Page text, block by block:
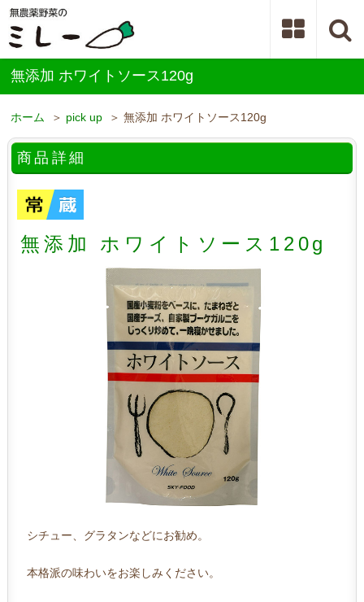
無添加 ホワイトソース120g
ホーム ＞ pick up ＞ 無添加 ホワイトソース120g
商品詳細
無添加 ホワイトソース120g
シチュー、グラタンなどにお勧め。
本格派の味わいをお楽しみください。